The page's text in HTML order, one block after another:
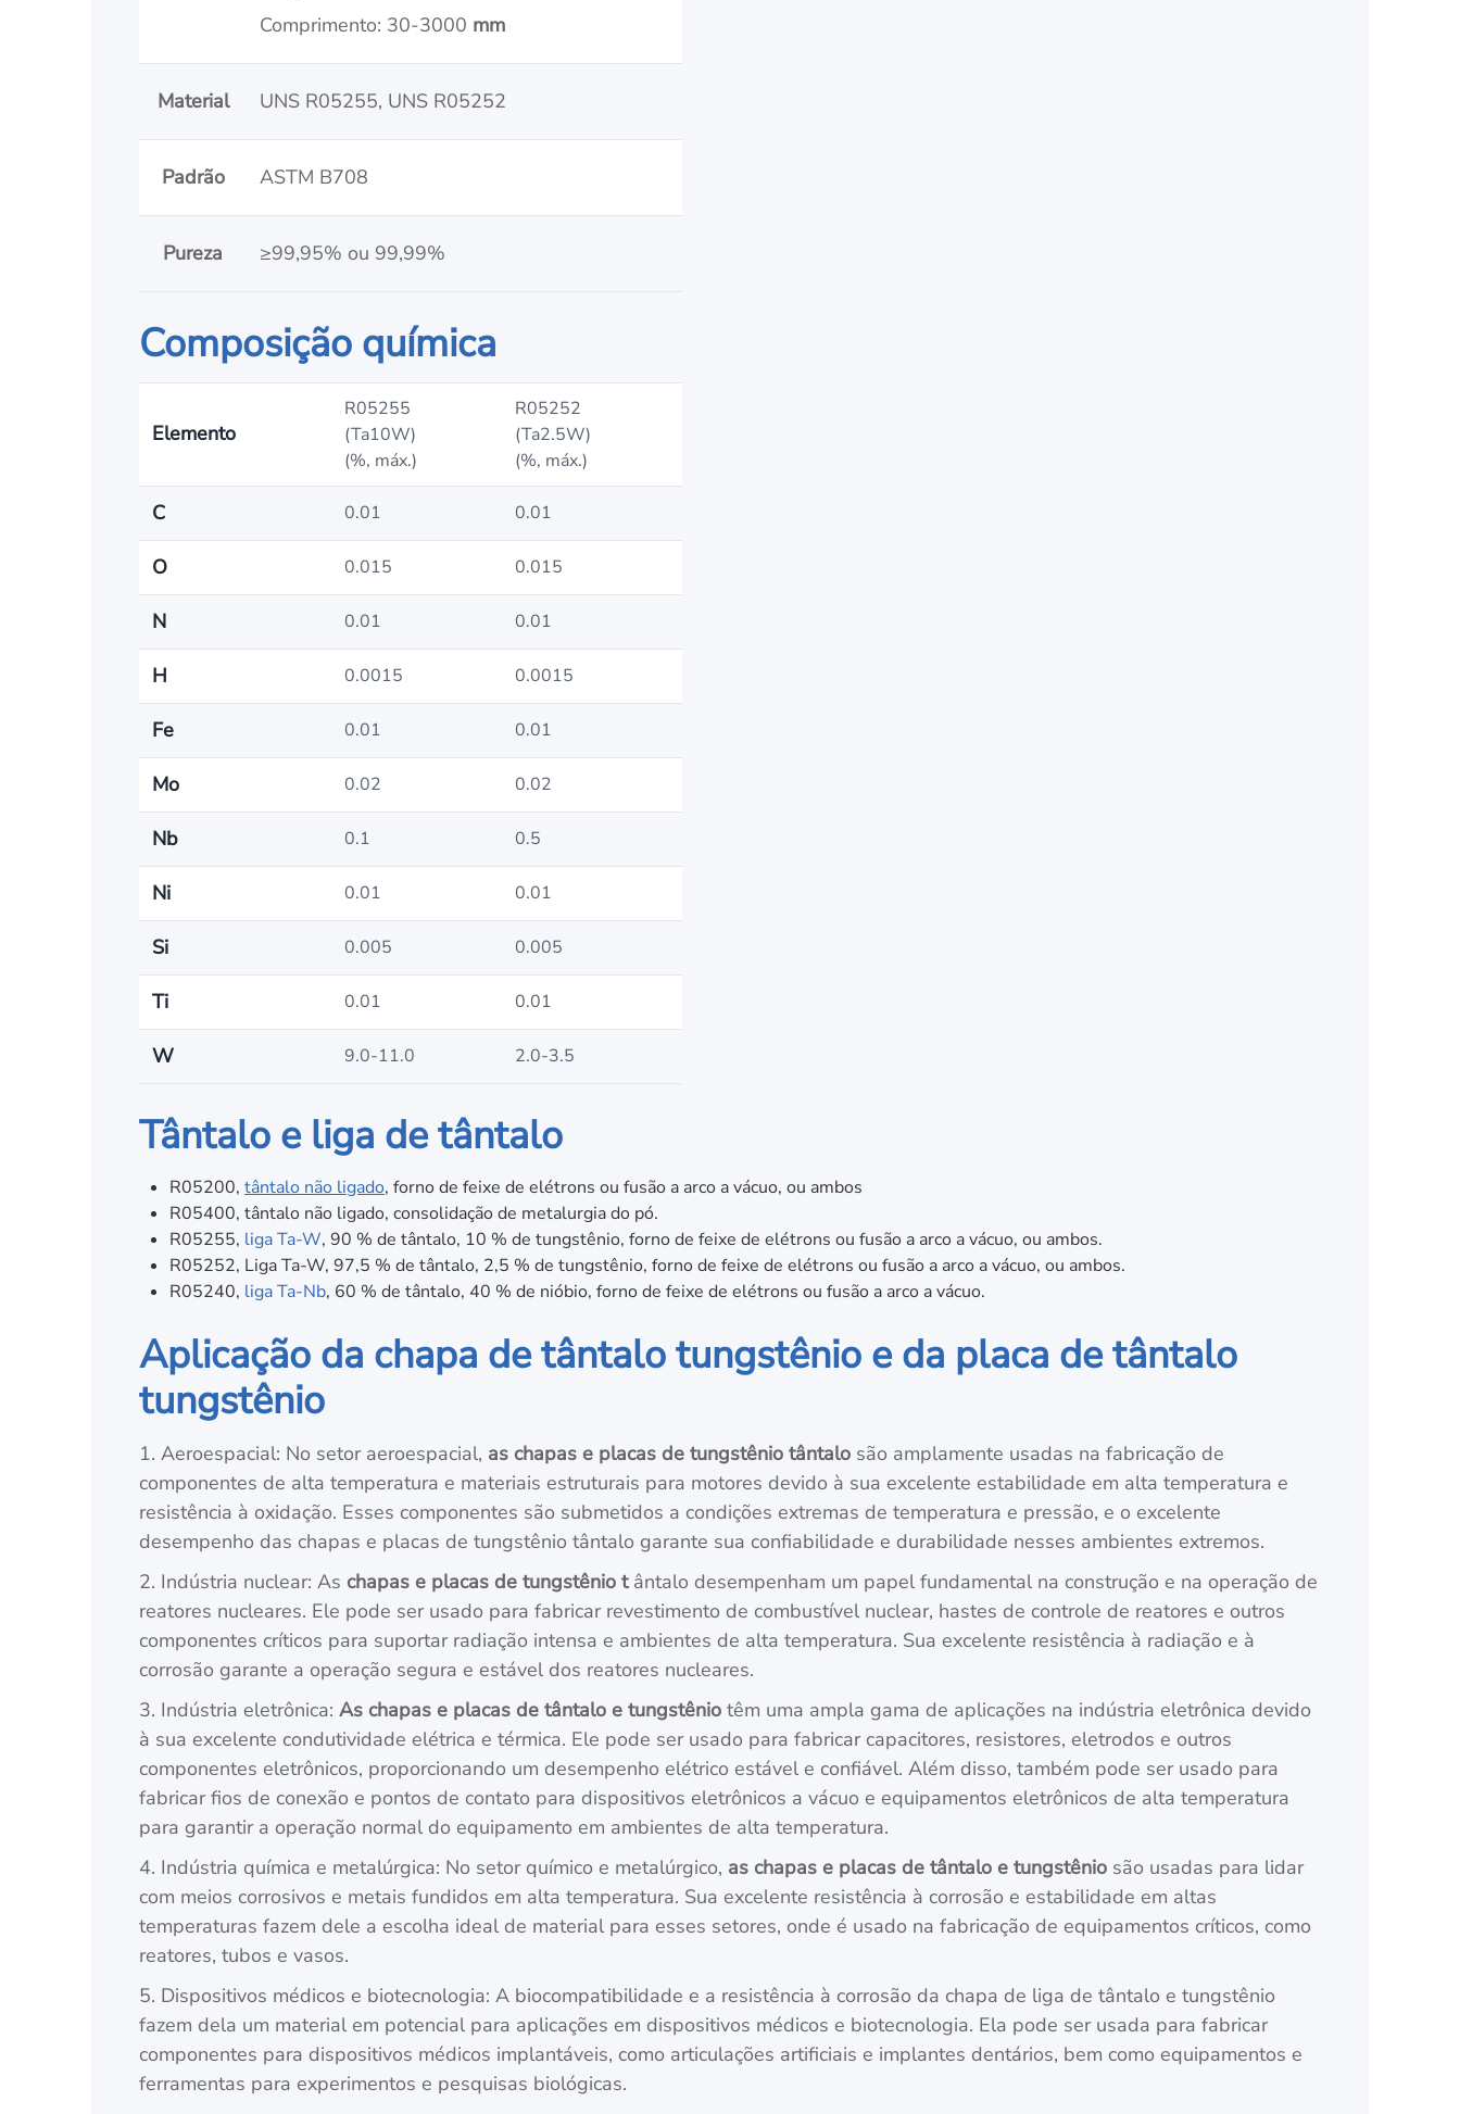
Comprimento: 30-3000 mm
Material UNS R05255, UNS R05252
Padrão ASTM B708
Pureza ≥99,95% ou 99,99%
Composição química
Elemento
R05255
(Ta10W)
(%, máx.)
R05252
(Ta2.5W)
(%, máx.)
C 0.01 0.01
O 0.015 0.015
N 0.01 0.01
H 0.0015 0.0015
Fe 0.01 0.01
Mo 0.02 0.02
Nb 0.1 0.5
Ni 0.01 0.01
Si 0.005 0.005
Ti 0.01 0.01
W 9.0-11.0 2.0-3.5
Tântalo e liga de tântalo
R05200,tântalo não ligado, forno de feixe de elétrons ou fusão a arco a vácuo, ou ambos
R05400, tântalo não ligado, consolidação de metalurgia do pó.
R05255, liga Ta-W, 90 % de tântalo, 10 % de tungstênio, forno de feixe de elétrons ou fusão a arco a vácuo, ou ambos.
R05252, Liga Ta-W, 97,5 % de tântalo, 2,5 % de tungstênio, forno de feixe de elétrons ou fusão a arco a vácuo, ou ambos.
R05240, liga Ta-Nb, 60 % de tântalo, 40 % de nióbio, forno de feixe de elétrons ou fusão a arco a vácuo.
Aplicação da chapa de tântalo tungstênio e da placa de tântalo
tungstênio
1. Aeroespacial: No setor aeroespacial, as chapas e placas de tungstênio tântalo são amplamente usadas na fabricação de
componentes de alta temperatura e materiais estruturais para motores devido à sua excelente estabilidade em alta temperatura e
resistência à oxidação. Esses componentes são submetidos a condições extremas de temperatura e pressão, e o excelente
desempenho das chapas e placas de tungstênio tântalo garante sua confiabilidade e durabilidade nesses ambientes extremos.
2. Indústria nuclear: As chapas e placas de tungstênio tântalo desempenham um papel fundamental na construção e na operação de
reatores nucleares. Ele pode ser usado para fabricar revestimento de combustível nuclear, hastes de controle de reatores e outros
componentes críticos para suportar radiação intensa e ambientes de alta temperatura. Sua excelente resistência à radiação e à
corrosão garante a operação segura e estável dos reatores nucleares.
3. Indústria eletrônica:As chapas e placas de tântalo e tungstênio têm uma ampla gama de aplicações na indústria eletrônica devido
à sua excelente condutividade elétrica e térmica. Ele pode ser usado para fabricar capacitores, resistores, eletrodos e outros
componentes eletrônicos, proporcionando um desempenho elétrico estável e confiável. Além disso, também pode ser usado para
fabricar fios de conexão e pontos de contato para dispositivos eletrônicos a vácuo e equipamentos eletrônicos de alta temperatura
para garantir a operação normal do equipamento em ambientes de alta temperatura.
4. Indústria química e metalúrgica: No setor químico e metalúrgico, as chapas e placas de tântalo e tungstênio são usadas para lidar
com meios corrosivos e metais fundidos em alta temperatura. Sua excelente resistência à corrosão e estabilidade em altas
temperaturas fazem dele a escolha ideal de material para esses setores, onde é usado na fabricação de equipamentos críticos, como
reatores, tubos e vasos.
5. Dispositivos médicos e biotecnologia: A biocompatibilidade e a resistência à corrosão da chapa de liga de tântalo e tungstênio
fazem dela um material em potencial para aplicações em dispositivos médicos e biotecnologia. Ela pode ser usada para fabricar
componentes para dispositivos médicos implantáveis, como articulações artificiais e implantes dentários, bem como equipamentos e
ferramentas para experimentos e pesquisas biológicas.